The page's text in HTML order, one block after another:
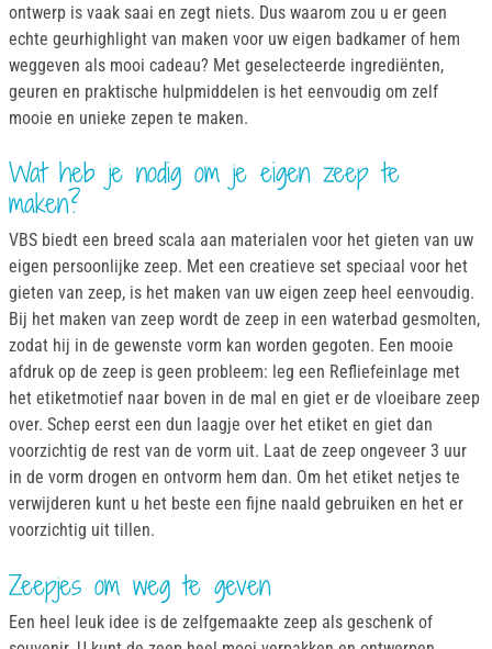
ontwerp is vaak saai en zegt niets. Dus waarom zou u er geen
echte geurhighlight van maken voor uw eigen badkamer of hem
weggeven als mooi cadeau? Met geselecteerde ingrediënten,
geuren en praktische hulpmiddelen is het eenvoudig om zelf
mooie en unieke zepen te maken.
Wat heb je nodig om je eigen zeep te
maken?
VBS biedt een breed scala aan materialen voor het gieten van uw
eigen persoonlijke zeep. Met een creatieve set speciaal voor het
gieten van zeep, is het maken van uw eigen zeep heel eenvoudig.
Bij het maken van zeep wordt de zeep in een waterbad gesmolten,
zodat hij in de gewenste vorm kan worden gegoten. Een mooie
afdruk op de zeep is geen probleem: leg een Refliefeinlage met
het etiketmotief naar boven in de mal en giet er de vloeibare zeep
over. Schep eerst een dun laagje over het etiket en giet dan
voorzichtig de rest van de vorm uit. Laat de zeep ongeveer 3 uur
in de vorm drogen en ontvorm hem dan. Om het etiket netjes te
verwijderen kunt u het beste een fijne naald gebruiken en het er
voorzichtig uit tillen.
Zeepjes om weg te geven
Een heel leuk idee is de zelfgemaakte zeep als geschenk of